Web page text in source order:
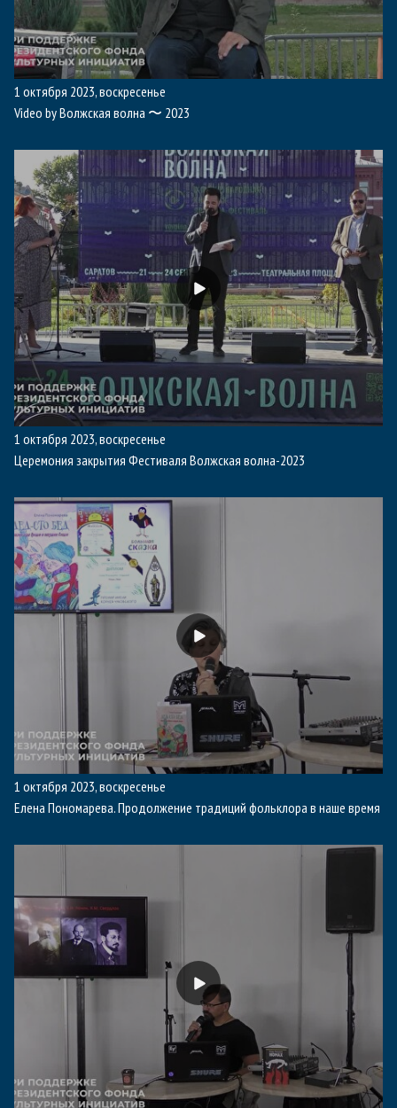
1 октября 2023, воскресенье
Video by Волжская волна 〜 2023
1 октября 2023, воскресенье
Церемония закрытия Фестиваля Волжская волна-2023
1 октября 2023, воскресенье
Елена Пономарева. Продолжение традиций фольклора в наше время